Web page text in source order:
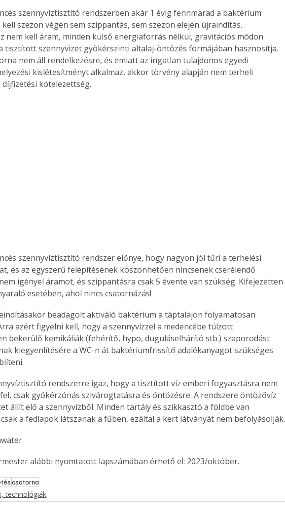
vagy
is
Bárhol,
élve
az
A
szennyvíztisztító rendszerben akár 1 évig fennmarad a baktérium
szezon végén sem szippantás, sem szezon elején újraindítás.
nem kell áram, minden külső energiaforrás nélkül, gravitációs módon
tisztított szennyvizet gyökérszinti altalaj-öntözés formájában hasznosítja.
nem áll rendelkezésre, és emiatt az ingatlan tulajdonos egyedi
kislétesítményt alkalmaz, akkor törvény alapján nem terheli
kötelezettség.
szennyvíztisztító rendszer előnye, hogy nagyon jól tűri a terhelési
és az egyszerű felépítésének köszönhetően nincsenek cserélendő
igényel áramot, és szippantásra csak 5 évente van szükség. Kifejezetten
esetében, ahol nincs csatornázás!
beadagolt aktiváló baktérium a táptalajon folyamatosan
azért figyelni kell, hogy a szennyvízzel a medencébe túlzott
bekerülő kemikáliák (fehérítő, hypo, duguláselhárító stb.) szaporodást
kiegyenlítésére a WC-n át baktériumfrissítő adalékanyagot szükséges
rendszerre igaz, hogy a tisztított víz emberi fogyasztásra nem
csak gyökérzónás szivárogtatásra és öntözésre. A rendszere öntözővíz
állít elő a szennyvízből. Minden tartály és szikkasztó a földbe van
a fedlapok látszanak a fűben, ezáltal a kert látványát nem befolyásolják.
alábbi nyomtatott lapszámában érhető el: 2023/október.
csatorna
technológiák